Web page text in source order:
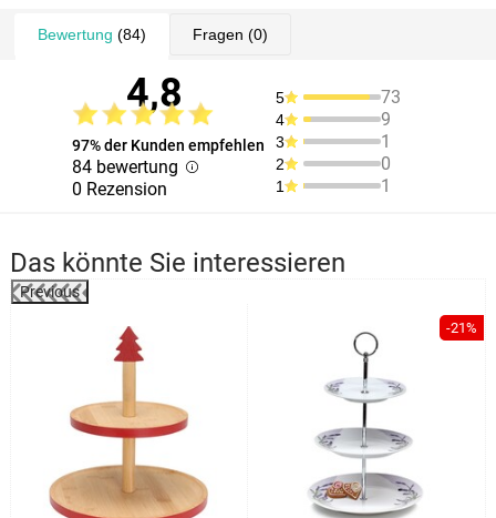
Bewertung (84) Fragen (0)
4,8
97% der Kunden empfehlen
84 bewertung
0 Rezension
5 73
4 9
3 1
2 0
1 1
Das könnte Sie interessieren
Previous
-21%